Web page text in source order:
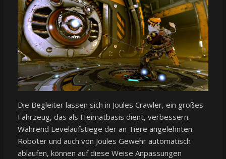
Die Begleiter lassen sich in Joules Crawler, ein großes
Fahrzeug, das als Heimatbasis dient, verbessern.
Während Levelaufstiege der an Tiere angelehnten
Roboter und auch von Joules Gewehr automatisch
ablaufen, können auf diese Weise Anpassungen